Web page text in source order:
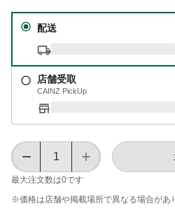
配送
店舗受取
CAINZ PickUp
最大注文数は0です
※価格は​店舗や​掲載場所で​異なる​場合が​あ